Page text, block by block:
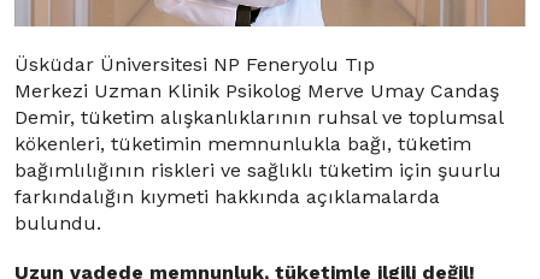
Üsküdar Üniversitesi NP Feneryolu Tıp
Merkezi Uzman Klinik Psikolog Merve Umay Candaş
Demir, tüketim alışkanlıklarının ruhsal ve toplumsal
kökenleri, tüketimin memnunlukla bağı, tüketim
bağımlılığının riskleri ve sağlıklı tüketim için şuurlu
farkındalığın kıymeti hakkında açıklamalarda
bulundu.
Uzun vadede memnunluk, tüketimle ilgili değil!